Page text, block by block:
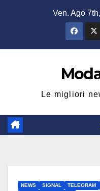
Ven. Ago
Le migliori
NEWS SIGNAL TELEGRAM